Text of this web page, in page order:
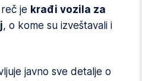
je krađi vozila za
, o kome su izveštavali i
javno sve detalje o